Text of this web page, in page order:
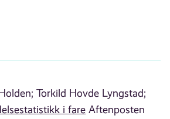
Torkild Hovde Lyngstad;
i fare Aftenposten